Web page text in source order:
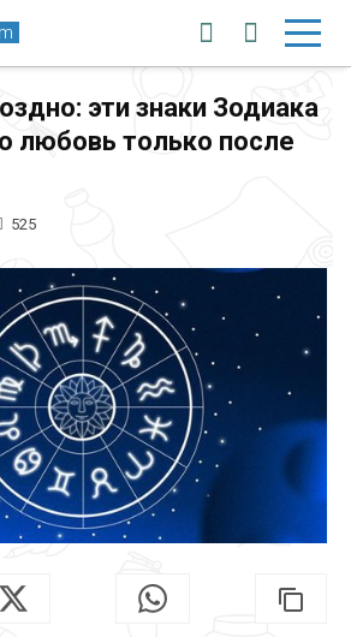
эти знаки Зодиака
любовь только после
525